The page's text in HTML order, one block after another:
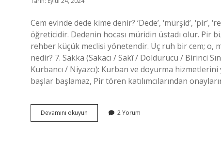
Cem evinde dede kime denir? ‘Dede’, ‘mürşid’,
öğreticidir. Dedenin hocası müridin üstadı olur. Pir
rehber küçük meclisi yönetendir. Üç ruh bir cem; o,
nedir? 7. Sakka (Sakacı / Sakî / Doldurucu / Birinci
Kurbancı / Niyazcı): Kurban ve doyurma
başlar başlamaz, Pir tören katılımcılarından
Devamını okuyun Alevilikte
Gözcü
2 Yorum